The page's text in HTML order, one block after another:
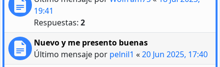
19:41
Respuestas: 2
Nuevo y me presento buenas
Último mensaje por pelnil1 «20 Jun 2025, 17:40